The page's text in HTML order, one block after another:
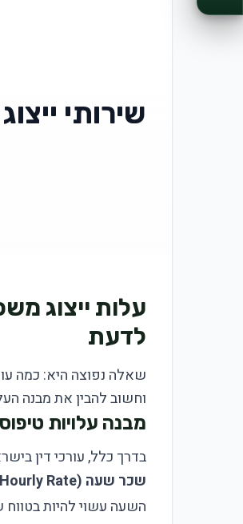
שירותי
עלות ייצוג
לדעת
שאלה נפוצה היא: כמה
וחשוב להבין את מבנה
מבנה עלויות
בדרך כלל, עורכי דין
שכר שעה (Hourly Rate):
השעה עשוי להיות בטווח של 600–1,200 ש״ח לשעה, תלוי בניסיון